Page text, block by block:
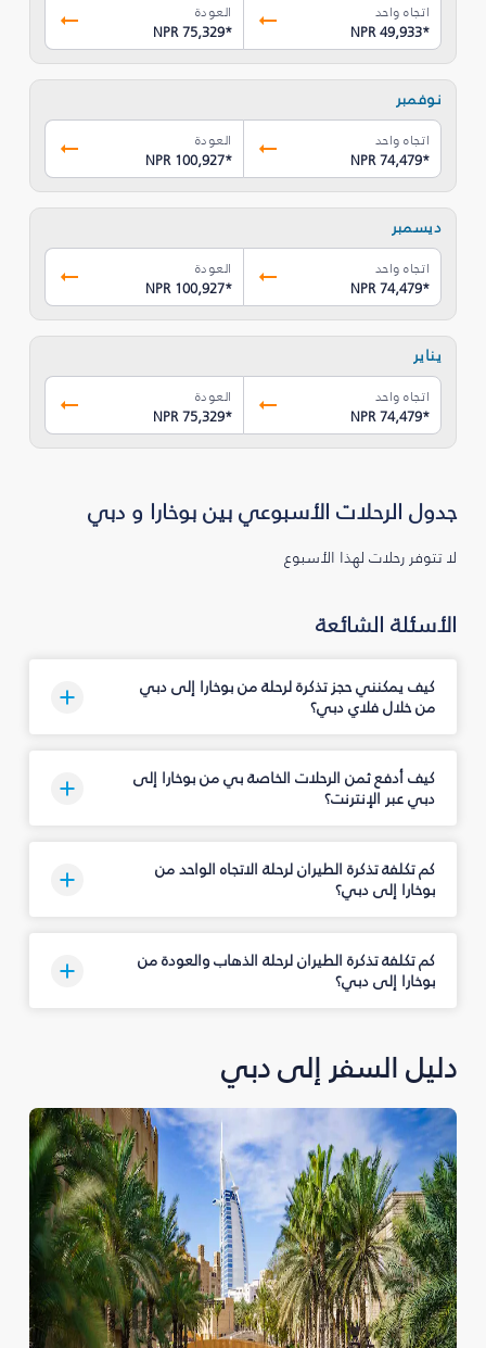
اتجاه واحد
NPR 49,933*
العودة
NPR 75,329*
نوفمبر
اتجاه واحد
NPR 74,479*
العودة
NPR 100,927*
ديسمبر
اتجاه واحد
NPR 74,479*
العودة
NPR 100,927*
يناير
اتجاه واحد
NPR 74,479*
العودة
NPR 75,329*
جدول الرحلات الأسبوعي بين بوخارا و دبي
لا تتوفر رحلات لهذا الأسبوع
الأسئلة الشائعة
كيف يمكنني حجز تذكرة لرحلة من بوخارا إلى دبي
من خلال فلاي دبي؟
كيف أدفع ثمن الرحلات الخاصة بي من بوخارا إلى
دبي عبر الإنترنت؟
كم تكلفة تذكرة الطيران لرحلة الاتجاه الواحد من
بوخارا إلى دبي؟
كم تكلفة تذكرة الطيران لرحلة الذهاب والعودة من
بوخارا إلى دبي؟
دليل السفر إلى دبي